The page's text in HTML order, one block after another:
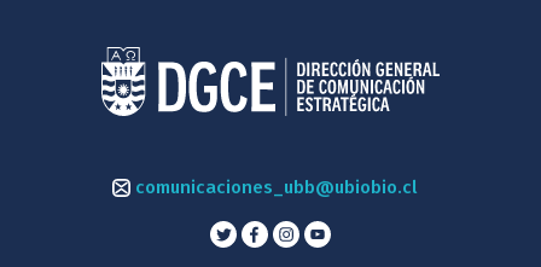
comunicaciones_ubb@ubiobio.cl